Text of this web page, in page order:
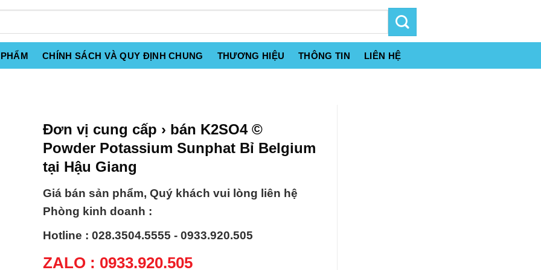
CHÍNH SÁCH VÀ QUY ĐỊNH CHUNG THƯƠNG HIỆU THÔNG TIN LIÊN HỆ
Đơn vị cung cấp › bán K2SO4 ©
Powder Potassium Sunphat Bỉ Belgium
tại Hậu Giang
Giá bán sản phẩm, Quý khách vui lòng liên hệ
Phòng kinh doanh :
Hotline : 028.3504.5555 - 0933.920.505
ZALO : 0933.920.505